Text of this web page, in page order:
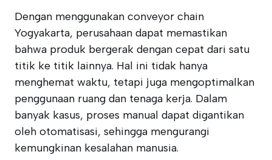
Dengan menggunakan conveyor chain
Yogyakarta, perusahaan dapat memastikan
bahwa produk bergerak dengan cepat dari satu
titik ke titik lainnya. Hal ini tidak hanya
menghemat waktu, tetapi juga mengoptimalkan
penggunaan ruang dan tenaga kerja. Dalam
banyak kasus, proses manual dapat digantikan
oleh otomatisasi, sehingga mengurangi
kemungkinan kesalahan manusia.